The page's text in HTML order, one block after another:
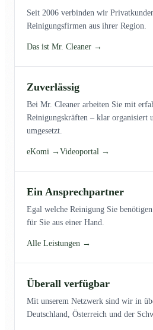
Seit 2006 verbinden wir
Reinigungsfirmen aus ihrer Region.
Das ist Mr. Cleaner →
Zuverlässig
Bei Mr. Cleaner arbeiten Sie mit
Reinigungskräften – klar organisiert
umgesetzt.
eKomi → Videoportal →
Ein Ansprechpartner
Egal welche Reinigung Sie
für Sie aus einer Hand.
Alle Leistungen →
Überall verfügbar
Mit unserem Netzwerk sind wir in
Deutschland, Österreich und der